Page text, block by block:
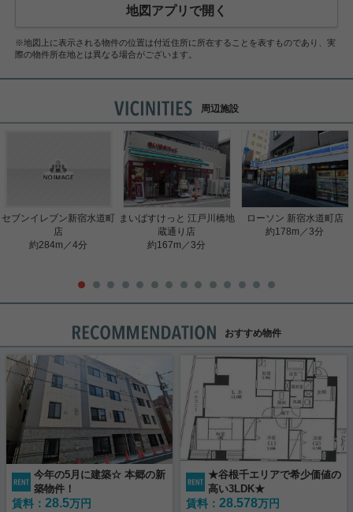
地図アプリで開く
※地図上に表示される物件の位置は付近住所に所在することを表すものであり、実
際の物件所在地とは異なる場合がございます。
周辺施設
セブンイレブン新宿水道町
店
約284m／4分
まいばすけっと 江戸川橋地
蔵通り店
約167m／3分
ローソン 新宿水道町店
約178m／3分
おすすめ物件
今年の5月に建築☆ 本郷の新
築物件！
賃料： 28.5万円
★谷根千エリアで希少価値の
高い3LDK★
賃料： 28.578万円